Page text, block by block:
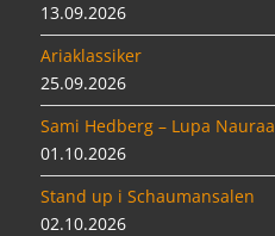
13.09.2026
Ariaklassiker
25.09.2026
Sami Hedberg – Lupa Nauraa
01.10.2026
Stand up i Schaumansalen
02.10.2026